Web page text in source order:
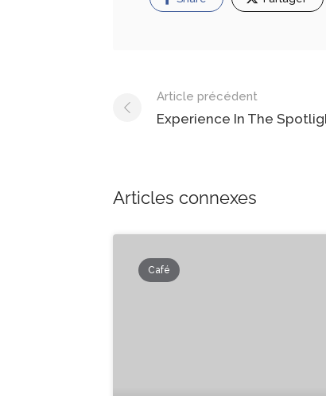
Navigation
dans
Article précédent
Experience In The
Articles connexes
Café